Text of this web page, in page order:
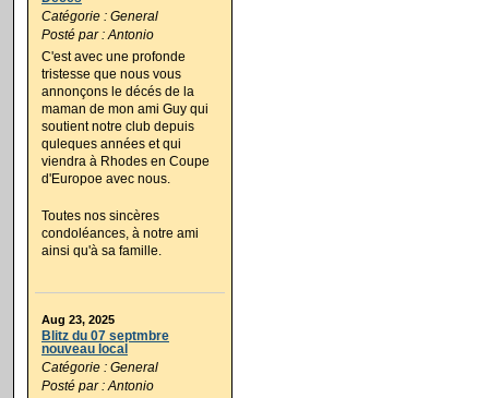
Catégorie : General
Posté par : Antonio
C'est avec une profonde
tristesse que nous vous
annonçons le décés de la
maman de mon ami Guy qui
soutient notre club depuis
quleques années et qui
viendra à Rhodes en Coupe
d'Europoe avec nous.
Toutes nos sincères
condoléances, à notre ami
ainsi qu'à sa famille.
Aug 23, 2025
Blitz du 07 septmbre
nouveau local
Catégorie : General
Posté par : Antonio